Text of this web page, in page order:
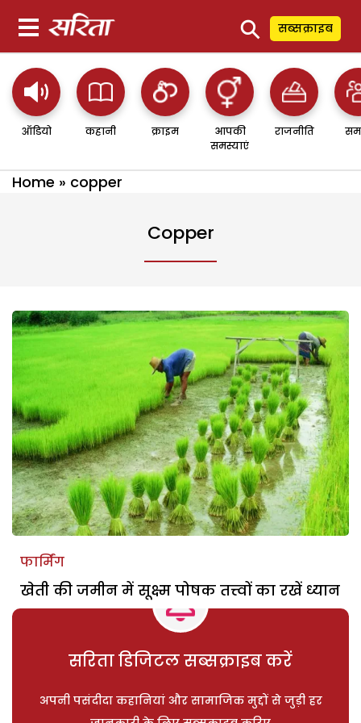
⚲ सब्सक्राइब
ऑडियो कहानी क्राइम
आपकी
समस्याएं
राजनीति
Home » copper
Copper
फार्मिंग
खेती की जमीन में सूक्ष्म पोषक तत्त्वों का रखें ध्यान
सरिता डिजिटल सब्सक्राइब करें
अपनी पसंदीदा कहानियां और सामाजिक मुद्दों से जुड़ी हर